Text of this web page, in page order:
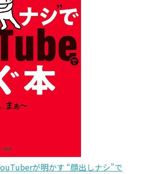
が明かす “顔出しナシ”で